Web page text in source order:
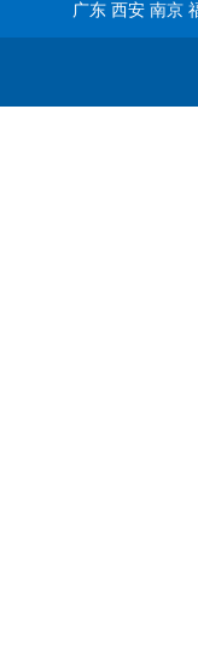
广东 西安 南京